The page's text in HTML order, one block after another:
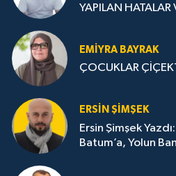
YAPILAN HATALAR
EMIYRA BAYRAK
ÇOCUKLAR
ERSIN ŞIMŞEK
Ersin Şimşek
Batum’a, Yolun